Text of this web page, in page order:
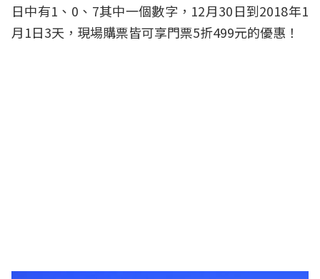
日中有1、0、7其中一個數字，12月30日到2018年1
月1日3天，現場購票皆可享門票5折499元的優惠！